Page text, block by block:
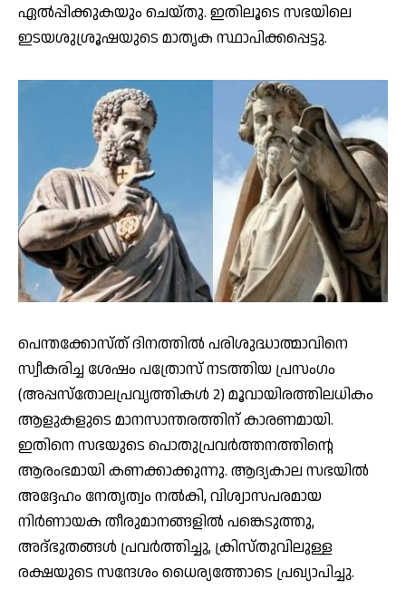
ഏല്‍പ്പിക്കുകയും ചെയ്തു. ഇതിലൂടെ സഭയിലെ
ഇടയശുശ്രൂഷയുടെ മാതൃക സ്ഥാപിക്കപ്പെട്ടു.
പെന്തക്കോസ്ത് ദിനത്തില്‍ പരിശുദ്ധാത്മാവിനെ
സ്വീകരിച്ച ശേഷം പത്രോസ് നടത്തിയ പ്രസംഗം
(അപ്പസ്‌തോലപ്രവൃത്തികള്‍ 2) മൂവായിരത്തിലധികം
ആളുകളുടെ മാനസാന്തരത്തിന് കാരണമായി.
ഇതിനെ സഭയുടെ പൊതുപ്രവര്‍ത്തനത്തിന്റെ
ആരംഭമായി കണക്കാക്കുന്നു. ആദ്യകാല സഭയില്‍
അദ്ദേഹം നേതൃത്വം നല്‍കി, വിശ്വാസപരമായ
നിര്‍ണായക തീരുമാനങ്ങളില്‍ പങ്കെടുത്തു,
അദ്ഭുതങ്ങള്‍ പ്രവര്‍ത്തിച്ചു, ക്രിസ്തുവിലുള്ള
രക്ഷയുടെ സന്ദേശം ധൈര്യത്തോടെ പ്രഖ്യാപിച്ചു.